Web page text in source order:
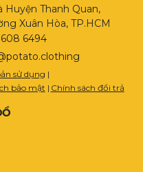
Huyện Thanh Quan,
Xuân Hòa, TP.HCM
6494
sử dụng |
bảo mật | Chính sách đổi trả